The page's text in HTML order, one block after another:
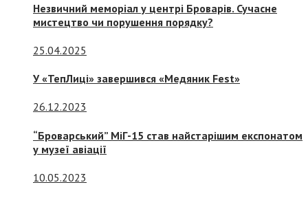
Незвичний меморіал у центрі Броварів. Сучасне
мистецтво чи порушення порядку?
25.04.2025
У «ТепЛиці» завершився «Медяник Fest»
26.12.2023
“Броварський” МіГ-15 став найстарішим експонатом
у музеї авіації
10.05.2023